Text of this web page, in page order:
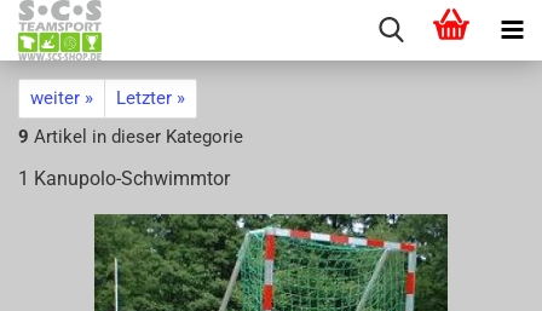
weiter »
Letzter »
9 Artikel in dieser Kategorie
1 Kanupolo-​Schwimmtor